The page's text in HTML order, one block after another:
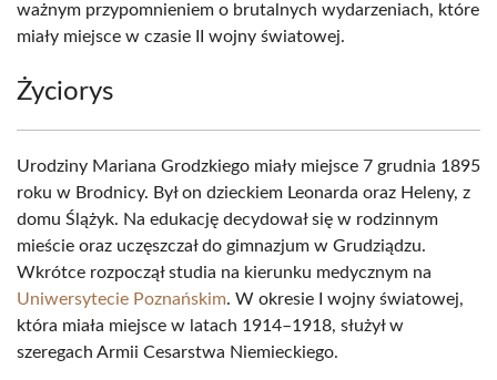
ważnym przypomnieniem o brutalnych wydarzeniach, które
miały miejsce w czasie II wojny światowej.
Życiorys
Urodziny Mariana Grodzkiego miały miejsce 7 grudnia 1895
roku w Brodnicy. Był on dzieckiem Leonarda oraz Heleny, z
domu Ślążyk. Na edukację decydował się w rodzinnym
mieście oraz uczęszczał do gimnazjum w Grudziądzu.
Wkrótce rozpoczął studia na kierunku medycznym na
Uniwersytecie Poznańskim. W okresie I wojny światowej,
która miała miejsce w latach 1914–1918, służył w
szeregach Armii Cesarstwa Niemieckiego.